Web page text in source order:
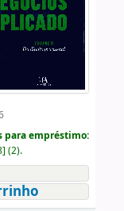
empréstimo:
] (2).